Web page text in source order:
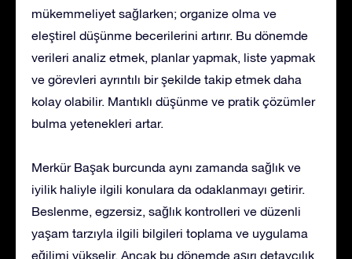
mükemmeliyet sağlarken; organize olma ve
eleştirel düşünme becerilerini artırır. Bu dönemde
verileri analiz etmek, planlar yapmak, liste yapmak
ve görevleri ayrıntılı bir şekilde takip etmek daha
kolay olabilir. Mantıklı düşünme ve pratik çözümler
bulma yetenekleri artar.
Merkür Başak burcunda aynı zamanda sağlık ve
iyilik haliyle ilgili konulara da odaklanmayı getirir.
Beslenme, egzersiz, sağlık kontrolleri ve düzenli
yaşam tarzıyla ilgili bilgileri toplama ve uygulama
eğilimi yükselir. Ancak bu dönemde aşırı detaycılık